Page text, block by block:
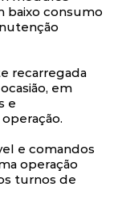
baixo consumo
recarregada
em
e
e comandos
operação
turnos de